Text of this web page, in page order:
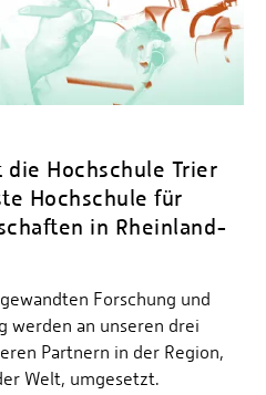
Hochschule Trier
Hochschule für
in Rheinland-
Forschung und
werden an unseren drei
Partnern in der Region,
Welt, umgesetzt.